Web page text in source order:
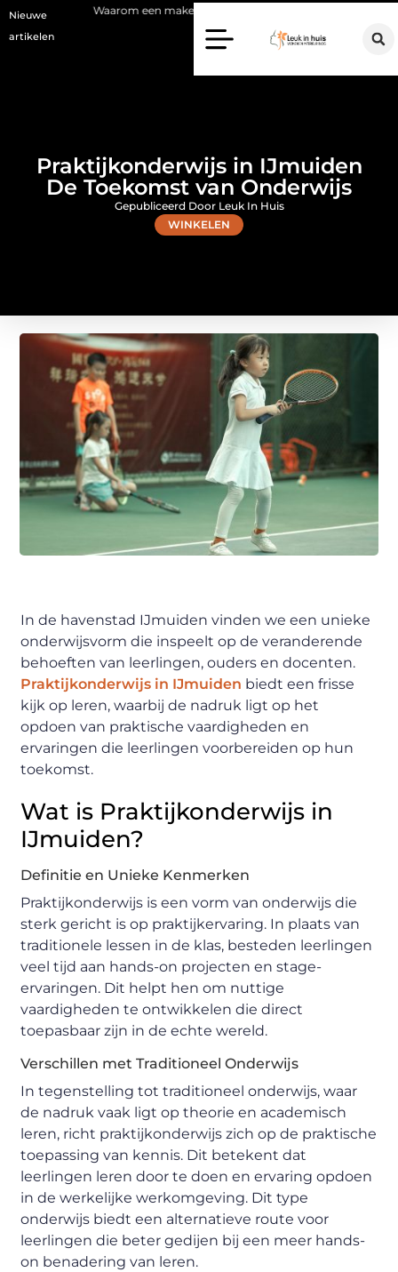
Nieuwe
artikelen
een makelaar in Hilversum nu het verschil maakt
Praktijkonderwijs in IJmuiden
De Toekomst van Onderwijs
WINKELEN
Gepubliceerd Door Leuk In Huis
In de havenstad IJmuiden vinden we een unieke
onderwijsvorm die inspeelt op de veranderende
behoeften van leerlingen, ouders en docenten.
Praktijkonderwijs in IJmuiden biedt een frisse
kijk op leren, waarbij de nadruk ligt op het
opdoen van praktische vaardigheden en
ervaringen die leerlingen voorbereiden op hun
toekomst.
Wat is Praktijkonderwijs in
IJmuiden?
Definitie en Unieke Kenmerken
Praktijkonderwijs is een vorm van onderwijs die
sterk gericht is op praktijkervaring. In plaats van
traditionele lessen in de klas, besteden leerlingen
veel tijd aan hands-on projecten en stage-
ervaringen. Dit helpt hen om nuttige
vaardigheden te ontwikkelen die direct
toepasbaar zijn in de echte wereld.
Verschillen met Traditioneel Onderwijs
In tegenstelling tot traditioneel onderwijs, waar
de nadruk vaak ligt op theorie en academisch
leren, richt praktijkonderwijs zich op de praktische
toepassing van kennis. Dit betekent dat
leerlingen leren door te doen en ervaring opdoen
in de werkelijke werkomgeving. Dit type
onderwijs biedt een alternatieve route voor
leerlingen die beter gedijen bij een meer hands-
on benadering van leren.